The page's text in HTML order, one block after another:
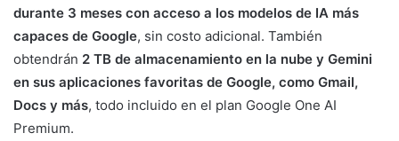
durante 3 meses con acceso a los modelos de IA más
capaces de Google, sin costo adicional. También
obtendrán 2 TB de almacenamiento en la nube y Gemini
en sus aplicaciones favoritas de Google, como Gmail,
Docs y más, todo incluido en el plan Google One AI
Premium.